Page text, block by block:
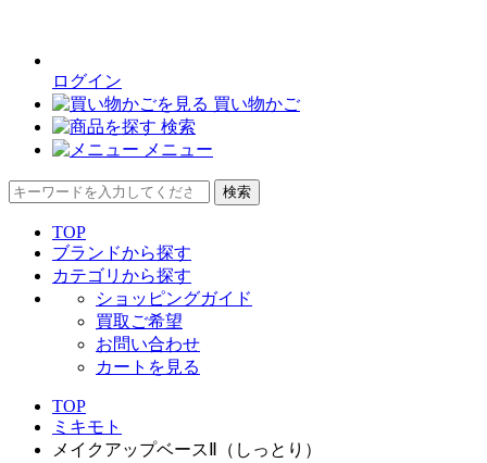
ログイン
買い物かご
検索
メニュー
検索
TOP
ブランドから探す
カテゴリから探す
ショッピングガイド
買取ご希望
お問い合わせ
カートを見る
TOP
ミキモト
メイクアップベースⅡ（しっとり）